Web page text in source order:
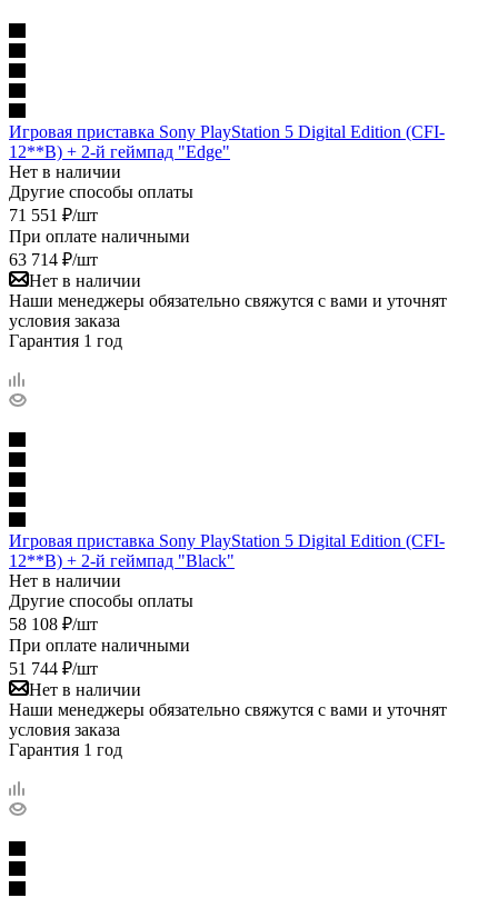
Игровая приставка Sony PlayStation 5 Digital Edition (CFI-
12**B) + 2-й геймпад "Edge"
Нет в наличии
Другие способы оплаты
71 551 ₽/шт
При оплате наличными
63 714 ₽/шт
Нет в наличии
Наши менеджеры обязательно свяжутся с вами и уточнят
условия заказа
Гарантия 1 год
Игровая приставка Sony PlayStation 5 Digital Edition (CFI-
12**B) + 2-й геймпад "Black"
Нет в наличии
Другие способы оплаты
58 108 ₽/шт
При оплате наличными
51 744 ₽/шт
Нет в наличии
Наши менеджеры обязательно свяжутся с вами и уточнят
условия заказа
Гарантия 1 год